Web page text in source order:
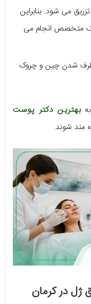
می شود. بنابراین
متخصص انجام می
شدن چین و چروک
بهترین دکتر پوست
مند شوند.
ژل در کرمان